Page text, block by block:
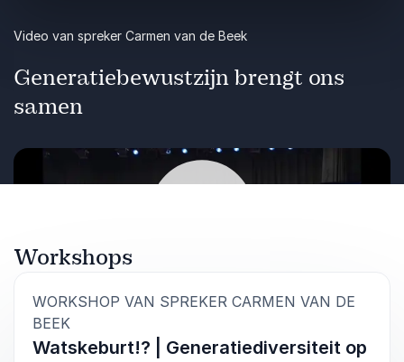
impact.
Boek de lezing ‘Zo bouw je een Gen Z-
bestendige werkcultuur’ met spreker Carmen
Generatiebewustzijn brengt ons
samen
Video van spreker Carmen van de Beek
Workshops
WORKSHOP VAN SPREKER CARMEN VAN DE
BEEK:
Watskeburt!? | Generatiediversiteit op